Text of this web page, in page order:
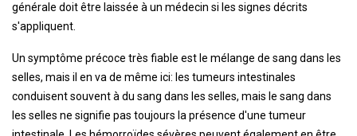
générale doit être laissée à un médecin si les signes décrits
s'appliquent.
Un symptôme précoce très fiable est le mélange de sang dans les
selles, mais il en va de même ici: les tumeurs intestinales
conduisent souvent à du sang dans les selles, mais le sang dans
les selles ne signifie pas toujours la présence d'une tumeur